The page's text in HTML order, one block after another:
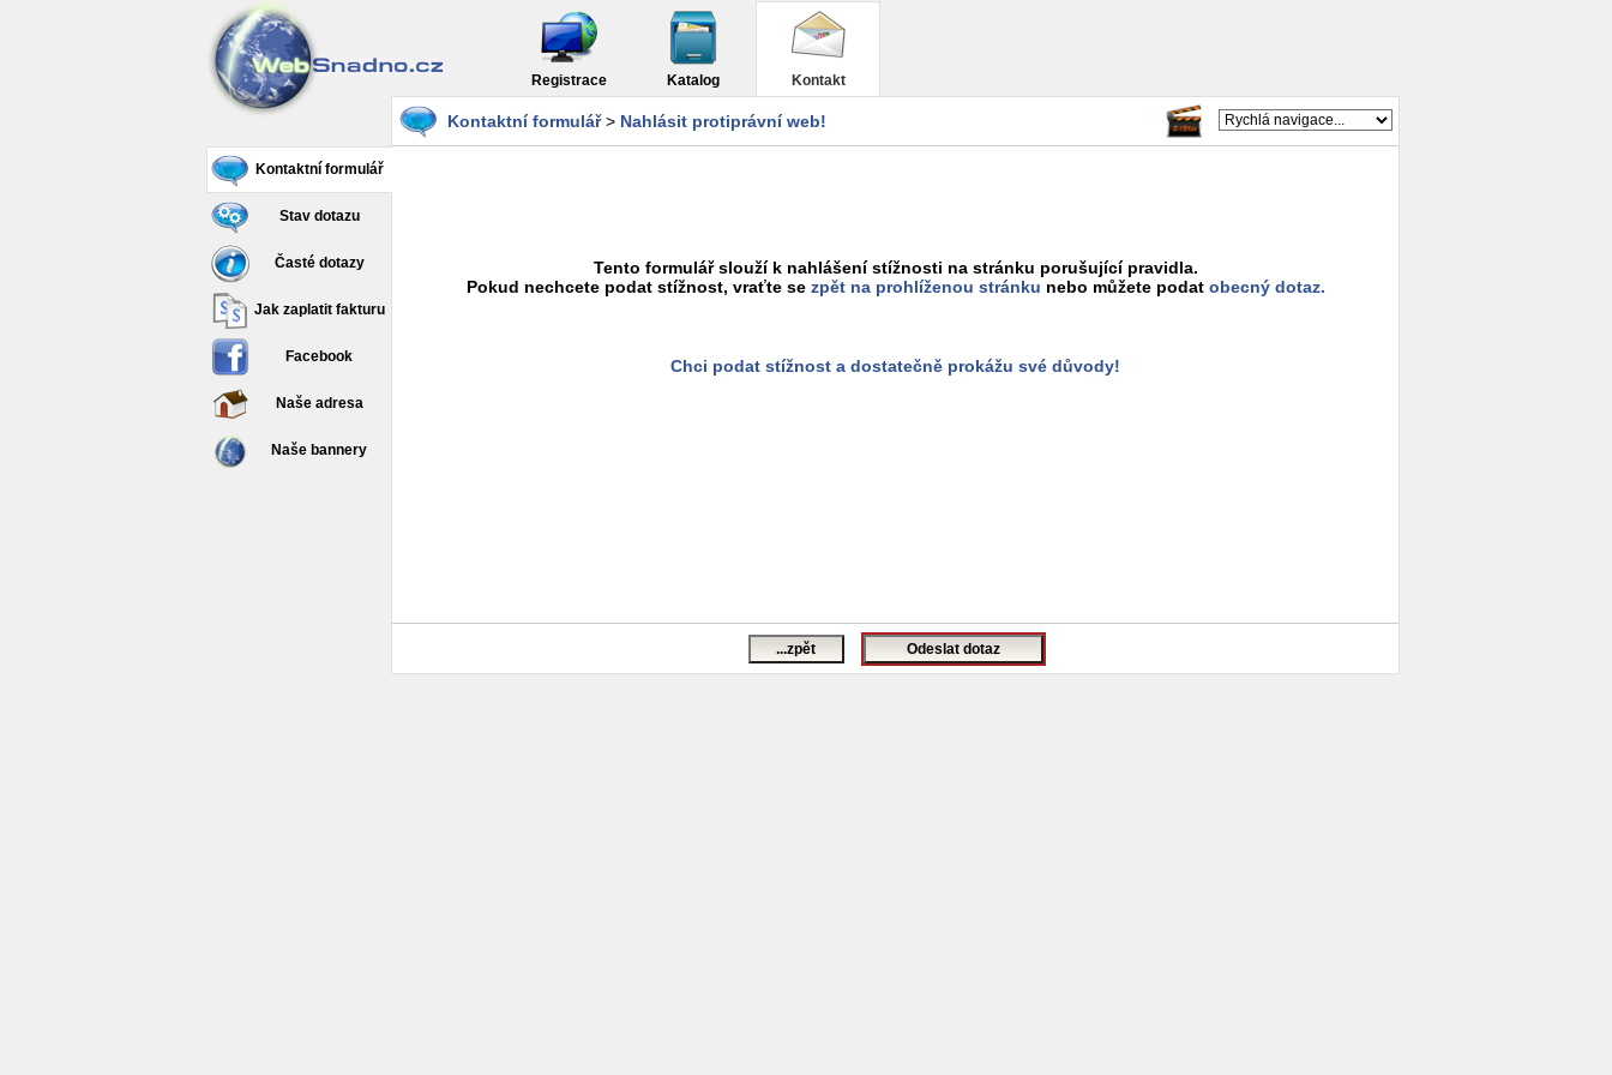
Registrace Katalog Kontakt
Kontaktní formulář
Stav dotazu
Časté dotazy
Jak zaplatit fakturu
Facebook
Naše adresa
Naše bannery
Kontaktní formulář> Nahlásit protiprávní web!
Tento formulář slouží k nahlášení stížnosti na stránku porušující pravidla.
Pokud nechcete podat stížnost, vraťte se zpět na prohlíženou stránku nebo můžete podat obecný dotaz.
Chci podat stížnost a dostatečně prokážu své důvody!